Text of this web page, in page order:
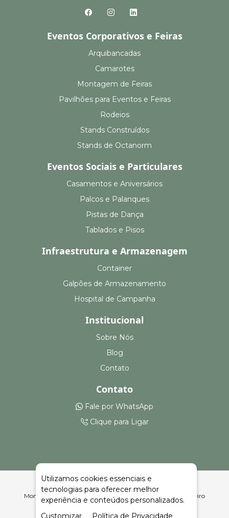
Eventos Corporativos e Feiras
Arquibancadas
Camarotes
Montagem de Feiras
Pavilhões para Eventos e Feiras
Rodeios
Stands Construídos
Stands de Octanorm
Eventos Sociais e Particulares
Casamentos e Aniversários
Palcos e Palanques
Pistas de Dança
Tablados e Pisos
Infraestrutura e Armazenagem
Container
Galpões de Armazenamento
Hospital de Campanha
Institucional
Sobre Nós
Blog
Contato
Contato
Fale por WhatsApp
Clique para Ligar
Montagem e Aluguel de Camarotes em São Leopoldo | Celeiro
Feiras e Eventos
Utilizamos cookies essenciais e
tecnologias para oferecer melhor
experiência e conteúdos personalizados.
Customizar
Política de Privacidade